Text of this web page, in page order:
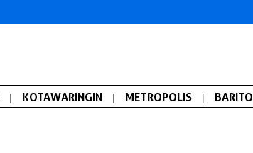
| KOTAWARINGIN | METROPOLIS | BARITO